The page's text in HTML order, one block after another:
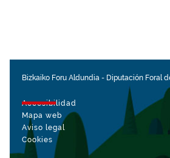
Bizkaiko Foru Aldundia - Diputación Foral
Accesibilidad
Mapa web
Aviso legal
Cookies